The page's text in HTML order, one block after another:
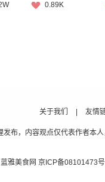
0.89K
关于我们 友情
布，内容观点仅代表作者本
蓝雅美食网 京ICP备08101473